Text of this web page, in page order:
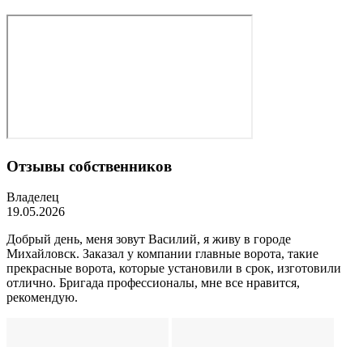
Отзывы собственников
Владелец
19.05.2026
Добрый день, меня зовут Василий, я живу в городе
Михайловск. Заказал у компании главные ворота, такие
прекрасные ворота, которые установили в срок, изготовили
отлично. Бригада профессионалы, мне все нравится,
рекомендую.